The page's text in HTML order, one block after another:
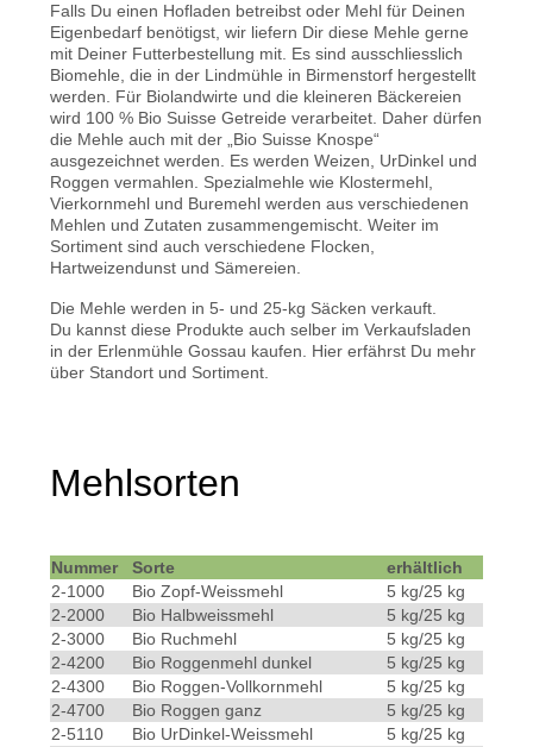
Falls Du einen Hofladen betreibst oder Mehl für Deinen
Eigenbedarf benötigst, wir liefern Dir diese Mehle gerne
mit Deiner Futterbestellung mit. Es sind ausschliesslich
Biomehle, die in der Lindmühle in Birmenstorf hergestellt
werden. Für Biolandwirte und die kleineren Bäckereien
wird 100 % Bio Suisse Getreide verarbeitet. Daher dürfen
die Mehle auch mit der „Bio Suisse Knospe“
ausgezeichnet werden. Es werden Weizen, UrDinkel und
Roggen vermahlen. Spezialmehle wie Klostermehl,
Vierkornmehl und Buremehl werden aus verschiedenen
Mehlen und Zutaten zusammengemischt. Weiter im
Sortiment sind auch verschiedene Flocken,
Hartweizendunst und Sämereien.
Die Mehle werden in 5- und 25-kg Säcken verkauft.
Du kannst diese Produkte auch selber im Verkaufsladen
in der Erlenmühle Gossau kaufen. Hier erfährst Du mehr
über Standort und Sortiment.
Mehlsorten
Nummer Sorte
erhältlich
2-1000
Bio Zopf-Weissmehl
5 kg/25 kg
2-2000
Bio Halbweissmehl
5 kg/25 kg
2-3000
Bio Ruchmehl
5 kg/25 kg
2-4200
Bio Roggenmehl dunkel
5 kg/25 kg
2-4300
Bio Roggen-Vollkornmehl
5 kg/25 kg
2-4700
Bio Roggen ganz
5 kg/25 kg
2-5110
Bio UrDinkel-Weissmehl
5 kg/25 kg